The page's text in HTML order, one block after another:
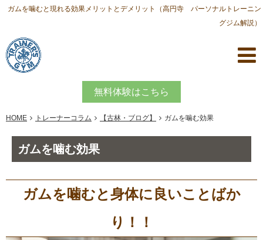
ガムを噛むと現れる効果メリットとデメリット（高円寺 パーソナルトレーニン
グジム解説）
無料体験はこちら
HOME トレーナーコラム 【古林・ブログ】 ガムを噛む効果
ガムを噛む効果
ガムを噛むと身体に良いことばか
り！！